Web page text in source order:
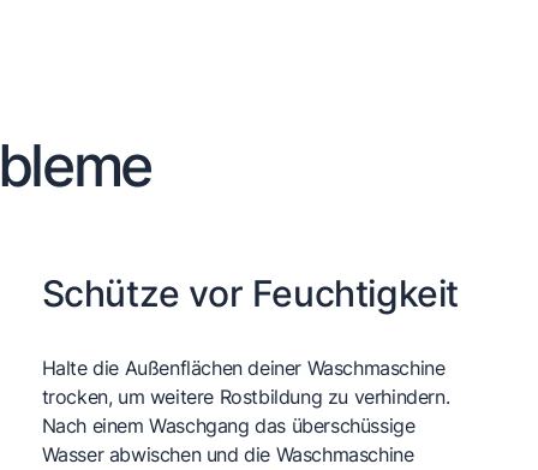
Schütze vor Feuchtigkeit
Halte die Außenflächen deiner Waschmaschine
trocken, um weitere Rostbildung zu verhindern.
Nach einem Waschgang das überschüssige
Wasser abwischen und die Waschmaschine